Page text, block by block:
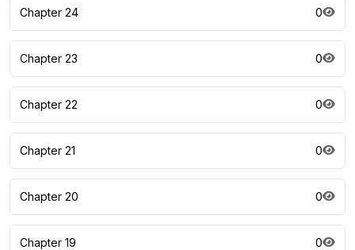
Chapter 24 0
Chapter 23 0
Chapter 22 0
Chapter 21 0
Chapter 20 0
Chapter 19 0